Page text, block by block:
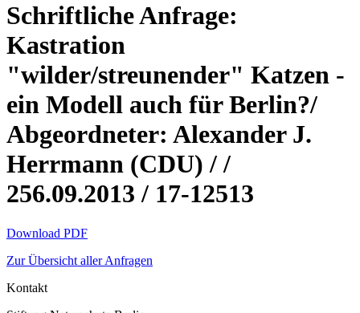
Schriftliche Anfrage:
Kastration
"wilder/streunender" Katzen -
ein Modell auch für Berlin?/
Abgeordneter: Alexander J.
Herrmann (CDU) / /
256.09.2013 / 17-12513
Download PDF
Zur Übersicht aller Anfragen
Kontakt